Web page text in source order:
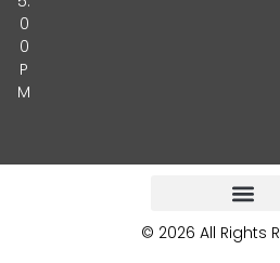
0
0
P
M
© 2026 All Rights